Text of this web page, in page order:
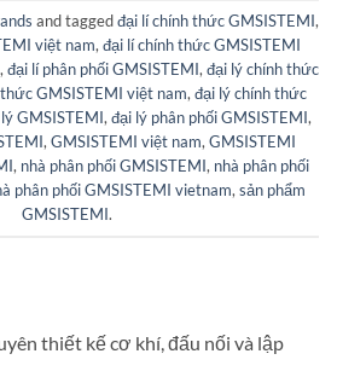
and taggedđại lí chính thức GMSISTEMI,
việt nam, đại lí chính thức GMSISTEMI
, đại lí phân phối GMSISTEMI, đại lý chính thức
GMSISTEMI việt nam, đại lý chính thức
GMSISTEMI, đại lý phân phối GMSISTEMI,
, GMSISTEMI việt nam, GMSISTEMI
, nhà phân phối GMSISTEMI, nhà phân phối
phân phối GMSISTEMI vietnam, sản phẩm
GMSISTEMI.
thiết kế cơ khí, đấu nối và lập